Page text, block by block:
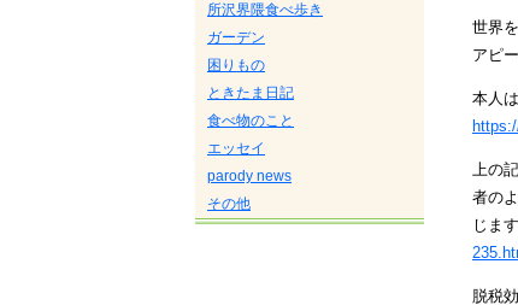
世界
アピ
本人
上の
者の
じま
脱税
所沢界隈食べ歩き
ガーデン
困りもの
ときたま日記
食べ物のこと
エッセイ
parody news
その他